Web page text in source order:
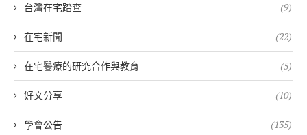
台灣在宅踏查 (9)
在宅新聞 (22)
在宅醫療的研究合作與教育 (5)
好文分享 (10)
學會公告 (135)